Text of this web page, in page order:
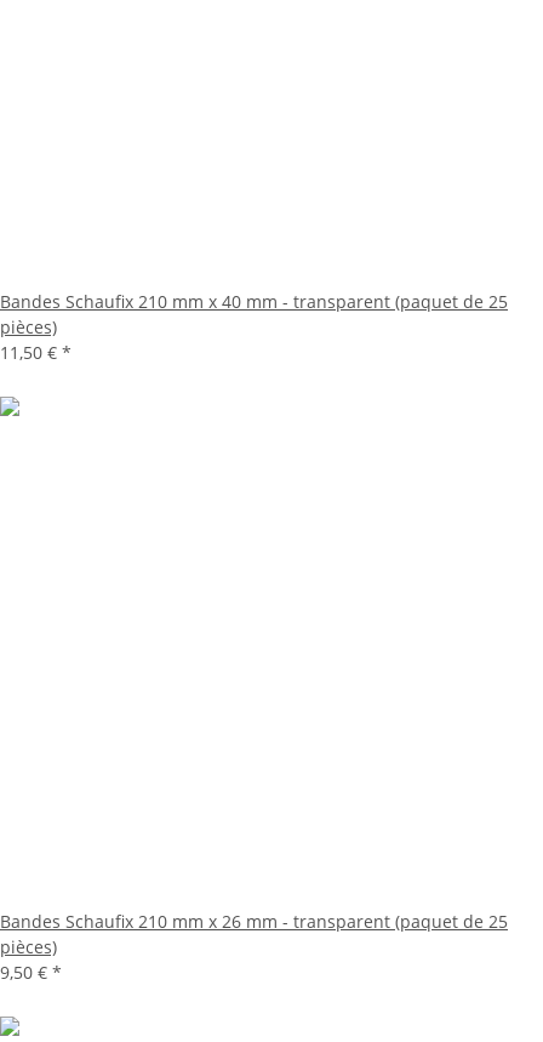
Bandes Schaufix 210 mm x 40 mm - transparent (paquet de 25
pièces)
11,50 € *
Bandes Schaufix 210 mm x 26 mm - transparent (paquet de 25
pièces)
9,50 € *